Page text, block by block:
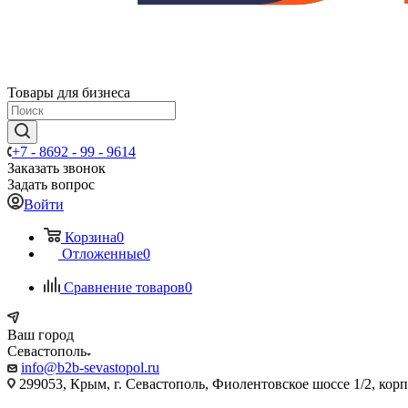
Товары для бизнеса
+7 - 8692 - 99 - 9614
Заказать звонок
Задать вопрос
Войти
Корзина0
Отложенные0
Сравнение товаров0
Ваш город
Севастополь
info@b2b-sevastopol.ru
299053, Крым, г. Севастополь, Фиолентовское шоссе 1/2,